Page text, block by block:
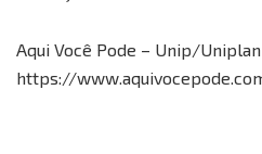
Aqui Você Pode – Unip/Uniplan
https://